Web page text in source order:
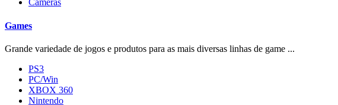
Cameras
Games
Grande variedade de jogos e produtos para as mais diversas linhas de game ...
PS3
PC/Win
XBOX 360
Nintendo